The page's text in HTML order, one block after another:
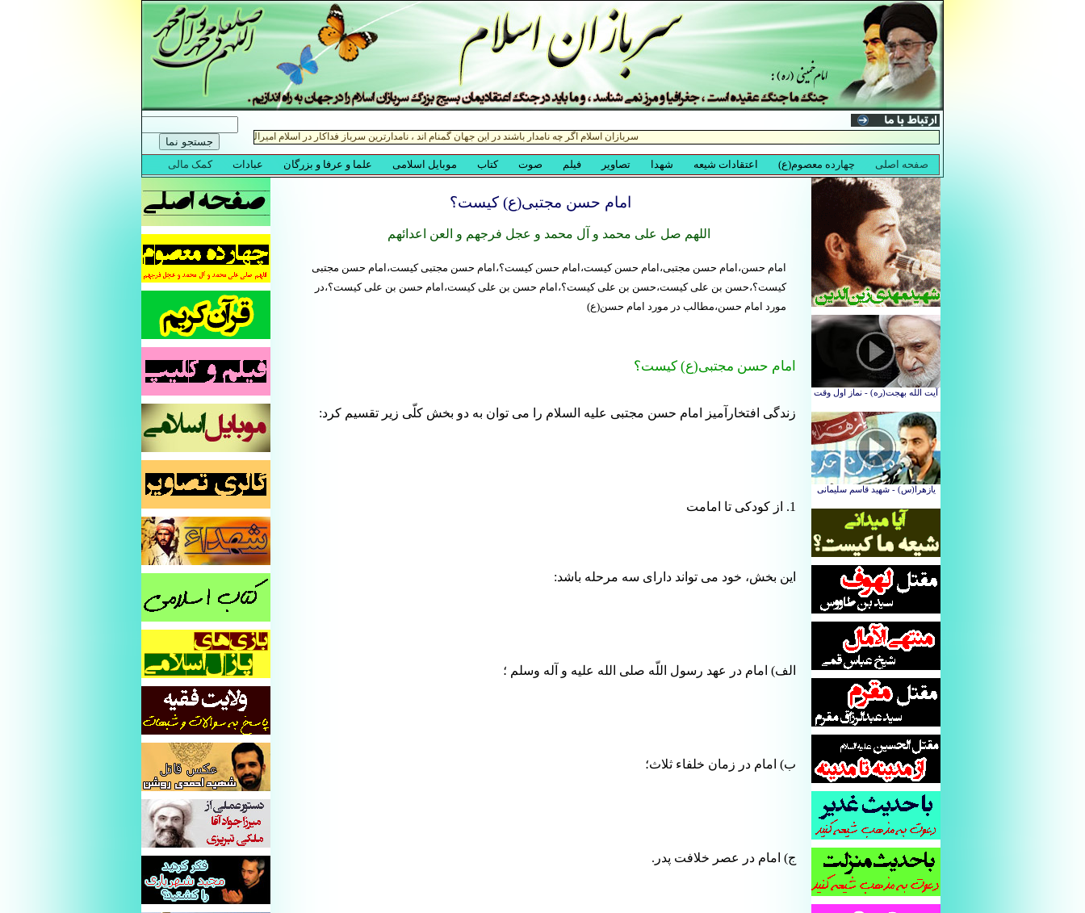
امام حسن مجتبی(ع) کیست؟
اللهم صل علی محمد و آل محمد و عجل فرجهم و العن اعدائهم
امام حسن مجتبی(ع) کیست؟
زندگی افتخارآمیز امام حسن مجتبی علیه السلام را می توان به دو بخش کلّی زیر تقسیم کرد:
1. از کودکی تا امامت
این بخش، خود می تواند دارای سه مرحله باشد:
الف) امام در عهد رسول اللّه صلی الله علیه و آله وسلم ؛
ب) امام در زمان خلفاء ثلاث؛
ج) امام در عصر خلافت پدر.
امام حسن،امام حسن مجتبی،امام حسن کیست،امام حسن کیست؟،امام حسن مجتبی کیست،امام حسن مجتبی
کیست؟،حسن بن علی کیست،حسن بن علی کیست؟،امام حسن بن علی کیست،امام حسن بن علی کیست؟،در
مورد امام حسن،مطالب در مورد امام حسن(ع)